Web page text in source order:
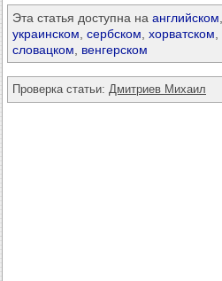
Эта статья доступна на английском
украинском сербском хорватском
словацком
венгерском
Проверка статьи: Дмитриев Михаил